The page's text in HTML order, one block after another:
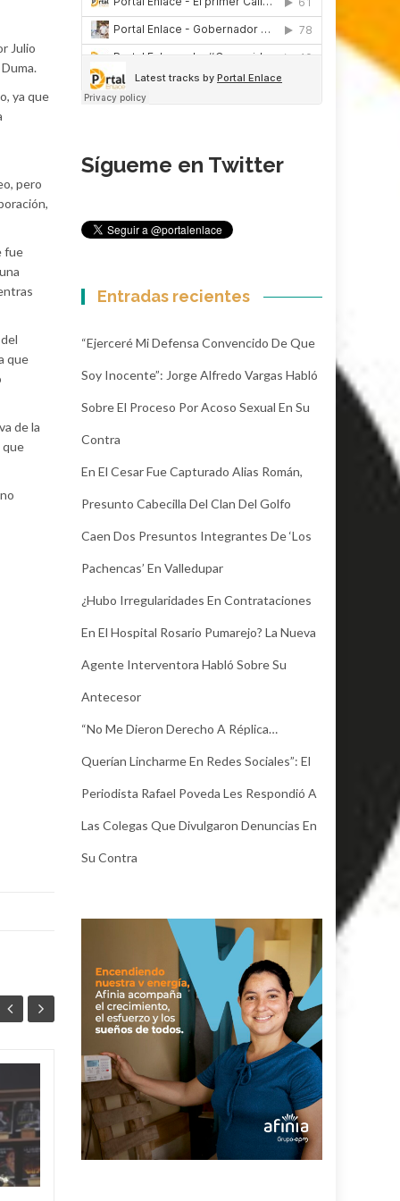
Julio
ya que
pero
fue
que
de la
que
04
AGO
La Ruta de las Obras
ya conecta el
presente y el futuro
de los
corregimientos en
Sígueme en Twitter
Entradas recientes
“Ejerceré Mi Defensa Convencido De Que
Soy Inocente”: Jorge Alfredo Vargas Habló
Sobre El Proceso Por Acoso Sexual En Su
Contra
En El Cesar Fue Capturado Alias Román,
Presunto Cabecilla Del Clan Del Golfo
Caen Dos Presuntos Integrantes De ‘Los
Pachencas’ En Valledupar
¿Hubo Irregularidades En Contrataciones
En El Hospital Rosario Pumarejo? La Nueva
Agente Interventora Habló Sobre Su
Antecesor
“No Me Dieron Derecho A Réplica…
Querían Lincharme En Redes Sociales”: El
Periodista Rafael Poveda Les Respondió A
Las Colegas Que Divulgaron Denuncias En
Su Contra